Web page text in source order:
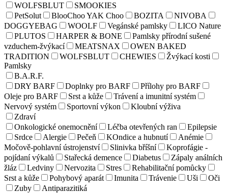
WOLFSBLUT
SMOOKIES
PetSolut
BlooChoo YAK Choo BOZITA
NIVOBA
DOGGYEBAG
WOOLF Vegánské pamlsky
LICO Nature
PLUTOS
HARPER & BONE
Pamlsky přírodní sušené
vzduchem-žvýkací
MEATSNAX
OWEN BAKED
TRADITION
WOLFSBLUT CHEWIES
Žvýkací kosti
Pamlsky
B.A.R.F.
DRY BARF
Doplnky pro BARF
Přílohy pro BARF
Oleje pro BARF
Srst a kůže
Trávení a imunitní systém
Nervový systém
Sportovní výkon
Kloubní výživa
Zdraví
Onkologické onemocnění
Léčba otevřených ran
Epilepsie
Srdce
Alergie Pečeň KOndice a hubnutí
Anémie
Močově-pohlavní ústrojenství
Slinivka bříšní
Koprofágie -
pojídaní výkalů
Stařecká demence Diabetus
Zápaly análních
žláz
Ledviny Nervozita Stres
Rehabilitační pomůcky
Srst a kůže
Pohybový aparát Imunita Trávenie Uši
Oči
Zuby
Antiparazitiká